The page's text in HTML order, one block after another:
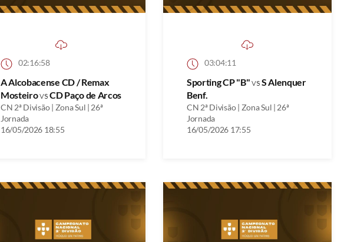
02:16:58
A Alcobacense CD / Remax
MosteirovsCD Paço de Arcos
CN 2ª Divisão | Zona Sul | 26ª
Jornada
16/05/2026 18:55
03:04:11
Sporting CP "B"vsS Alenquer
Benf.
CN 2ª Divisão | Zona Sul | 26ª
Jornada
16/05/2026 17:55